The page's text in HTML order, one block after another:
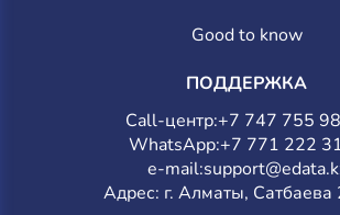
Good to know
ПОДДЕРЖКА
Call-центр:+7 747 755
WhatsApp:+7 771 222
e-mail:
Адрес: г. Алматы, Сатбаева